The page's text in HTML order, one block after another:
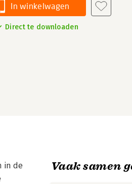
In winkelwagen
Direct te downloaden
in de
Vaak samen